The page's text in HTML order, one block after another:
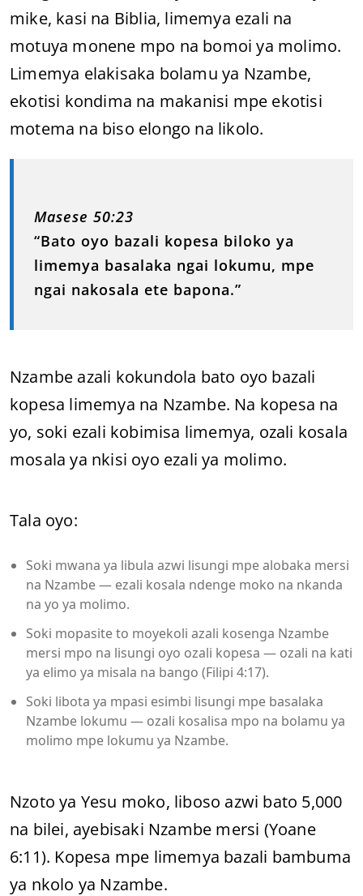
mike, kasi na Biblia, limemya ezali na
motuya monene mpo na bomoi ya molimo.
Limemya elakisaka bolamu ya Nzambe,
ekotisi kondima na makanisi mpe ekotisi
motema na biso elongo na likolo.
Masese 50:23
“Bato oyo bazali kopesa biloko ya
limemya basalaka ngai lokumu, mpe
ngai nakosala ete bapona.”
Nzambe azali kokundola bato oyo bazali
kopesa limemya na Nzambe. Na kopesa na
yo, soki ezali kobimisa limemya, ozali kosala
mosala ya nkisi oyo ezali ya molimo.
Tala oyo:
Soki mwana ya libula azwi lisungi mpe alobaka mersi
na Nzambe — ezali kosala ndenge moko na nkanda
na yo ya molimo.
Soki mopasite to moyekoli azali kosenga Nzambe
mersi mpo na lisungi oyo ozali kopesa — ozali na kati
ya elimo ya misala na bango (Filipi 4:17).
Soki libota ya mpasi esimbi lisungi mpe basalaka
Nzambe lokumu — ozali kosalisa mpo na bolamu ya
molimo mpe lokumu ya Nzambe.
Nzoto ya Yesu moko, liboso azwi bato 5,000
na bilei, ayebisaki Nzambe mersi (Yoane
6:11). Kopesa mpe limemya bazali bambuma
ya nkolo ya Nzambe.